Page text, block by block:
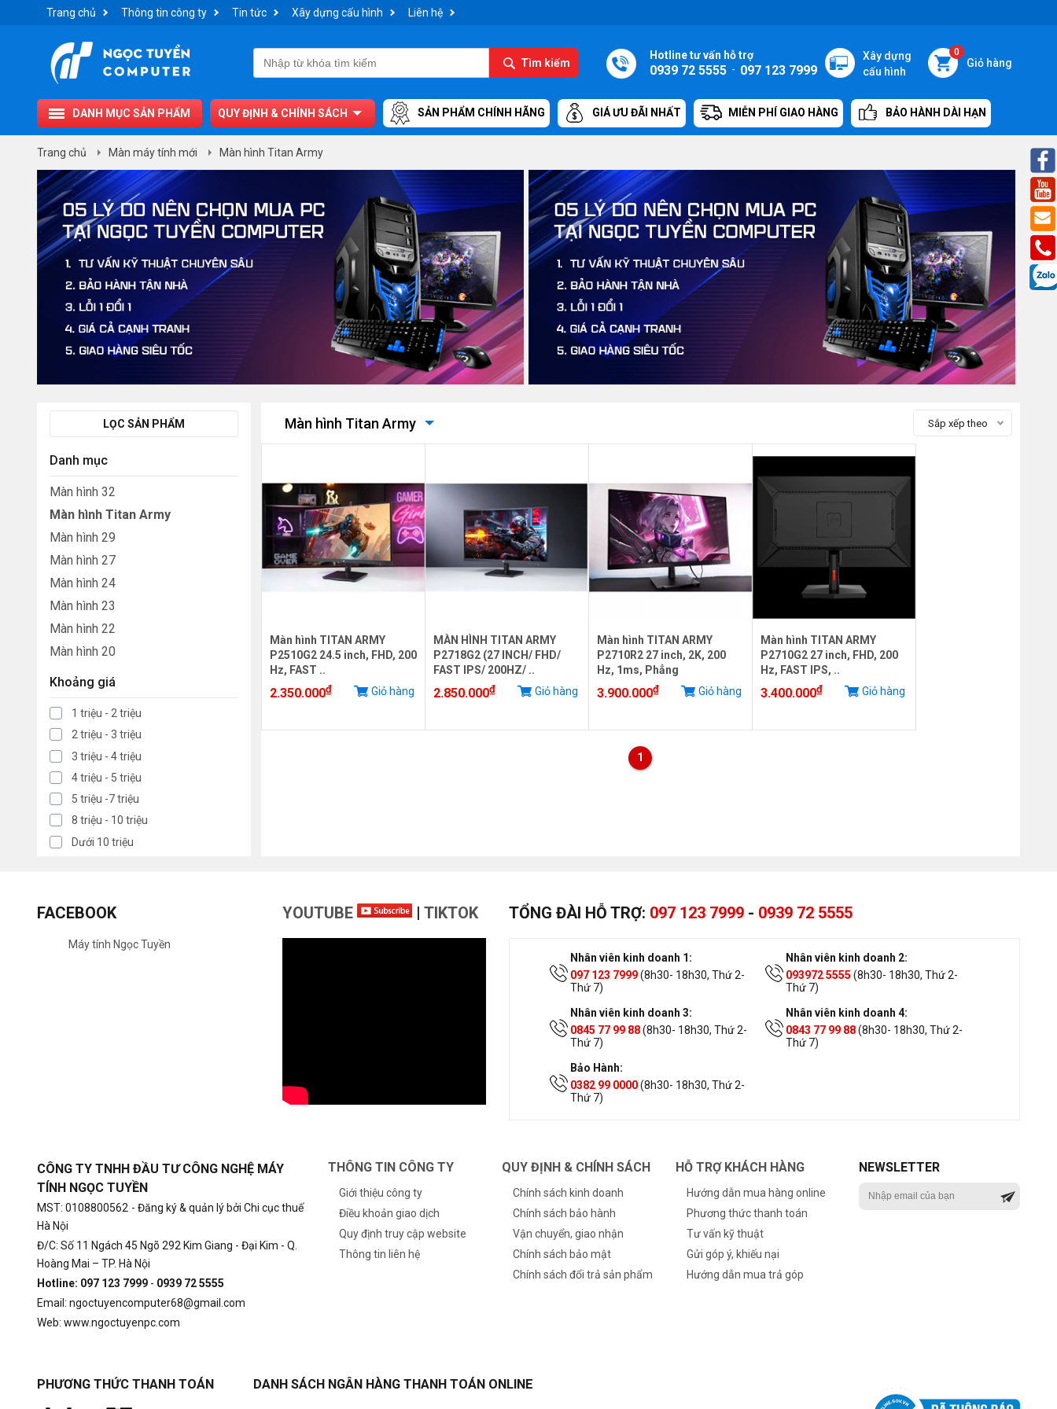
Trang chủ Thông tin công ty Tin tức Xây dựng cấu hình Liên hệ
Tìm kiếm
0
Giỏ hàng
Xây dựng
cấu hình
Hotline tư vấn hỗ trợ
0939 72 5555 - 097 123 7999
DANH MỤC SẢN PHẨM QUY ĐỊNH & CHÍNH SÁCH SẢN PHẨM CHÍNH HÃNG GIÁ ƯU ĐÃI NHẤT MIỄN PHÍ GIAO HÀNG BẢO HÀNH DÀI HẠN
Trang chủ Màn máy tính mới Màn hình Titan Army
LỌC SẢN PHẨM
Danh mục
Màn hình 32
Màn hình Titan Army
Màn hình 29
Màn hình 27
Màn hình 24
Màn hình 23
Màn hình 22
Màn hình 20
Khoảng giá
1 triệu - 2 triệu
2 triệu - 3 triệu
3 triệu - 4 triệu
4 triệu - 5 triệu
5 triệu -7 triệu
8 triệu - 10 triệu
Dưới 10 triệu
Màn hình Titan Army Sắp xếp theo
Màn hình TITAN ARMY
P2510G2 24.5 inch, FHD, 200
Hz, FAST ..
2.350.000₫ Giỏ hàng
MÀN HÌNH TITAN ARMY
P2718G2 (27 INCH/ FHD/
FAST IPS/ 200HZ/ ..
2.850.000₫ Giỏ hàng
Màn hình TITAN ARMY
P2710R2 27 inch, 2K, 200
Hz, 1ms, Phẳng
3.900.000₫ Giỏ hàng
Màn hình TITAN ARMY
P2710G2 27 inch, FHD, 200
Hz, FAST IPS, ..
3.400.000₫ Giỏ hàng
1
FACEBOOK
Máy tính Ngọc Tuyền
YOUTUBE | TIKTOK TỔNG ĐÀI HỖ TRỢ: 097 123 7999 - 0939 72 5555
Nhân viên kinh doanh 1:
097 123 7999(8h30- 18h30, Thứ 2-
Thứ 7)
Nhân viên kinh doanh 2:
093972 5555 (8h30- 18h30, Thứ 2-
Thứ 7)
Nhân viên kinh doanh 3:
0845 77 99 88(8h30- 18h30, Thứ 2-
Thứ 7)
Nhân viên kinh doanh 4:
0843 77 99 88(8h30- 18h30, Thứ 2-
Thứ 7)
Bảo Hành:
0382 99 0000(8h30- 18h30, Thứ 2-
Thứ 7)
CÔNG TY TNHH ĐẦU TƯ CÔNG NGHỆ MÁY
TÍNH NGỌC TUYỀN
MST: 0108800562 - Đăng ký & quản lý bởi Chi cục thuế
Hà Nội
Đ/C: Số 11 Ngách 45 Ngõ 292 Kim Giang - Đại Kim - Q.
Hoàng Mai – TP. Hà Nội
Hotline: 097 123 7999 - 0939 72 5555
Email: ngoctuyencomputer68@gmail.com
Web: www.ngoctuyenpc.com
THÔNG TIN CÔNG TY
Giới thiệu công ty
Điều khoản giao dịch
Quy định truy cập website
Thông tin liên hệ
QUY ĐỊNH & CHÍNH SÁCH
Chính sách kinh doanh
Chính sách bảo hành
Vận chuyển, giao nhận
Chính sách bảo mật
Chính sách đổi trả sản phẩm
HỖ TRỢ KHÁCH HÀNG
Hướng dẫn mua hàng online
Phương thức thanh toán
Tư vấn kỹ thuật
Gửi góp ý, khiếu nại
Hướng dẫn mua trả góp
NEWSLETTER
PHƯƠNG THỨC THANH TOÁN DANH SÁCH NGÂN HÀNG THANH TOÁN ONLINE